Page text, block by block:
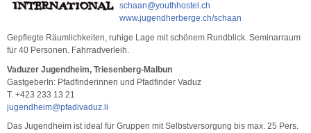
schaan@youthhostel.ch
www.jugendherberge.ch/schaan
Gepflegte Räumlichkeiten, ruhige Lage mit schönem Rundblick. Seminarraum
für 40 Personen. Fahrradverleih.
Vaduzer Jugendheim, Triesenberg-Malbun
GastgeberIn: Pfadfinderinnen und Pfadfinder Vaduz
T. +423 233 13 21
jugendheim@pfadivaduz.li
Das Jugendheim ist ideal für Gruppen mit Selbstversorgung bis max. 25 Pers.